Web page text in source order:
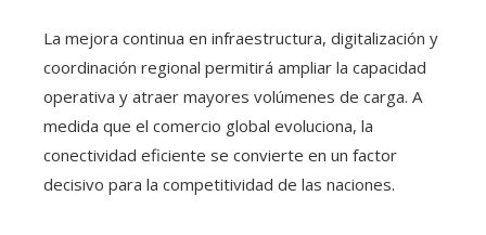
La mejora continua en infraestructura, digitalización y
coordinación regional permitirá ampliar la capacidad
operativa y atraer mayores volúmenes de carga. A
medida que el comercio global evoluciona, la
conectividad eficiente se convierte en un factor
decisivo para la competitividad de las naciones.